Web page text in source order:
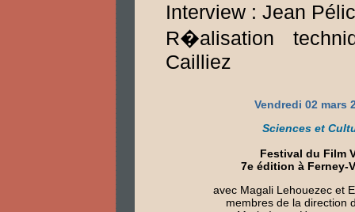
Interview : Jean
R�alisation
Cailliez
Vendredi 02 mars
Sciences et
Festival du Film
7e édition à Ferney-
avec Magali Lehouezec et
membres de la direction